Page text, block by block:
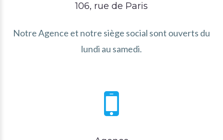
106, rue de Paris
Notre Agence et notre siège social sont ouverts du
lundi au samedi.